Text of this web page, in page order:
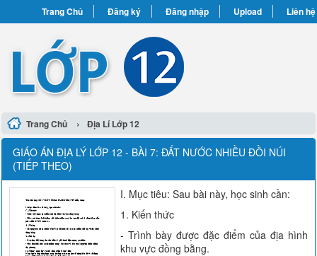
Trang Chủ Đăng ký Đăng nhập Upload Liên hệ
Trang Chủ › Địa Lí Lớp 12
GIÁO ÁN ĐỊA LÝ LỚP 12 - BÀI 7: ĐẤT NƯỚC NHIỀU ĐỒI NÚI
(TIẾP THEO)
I. Mục tiêu: Sau bài này, học sinh cần:
1. Kiến thức
- Trình bày được đặc điểm của địa hình
khu vực đồng bằng.